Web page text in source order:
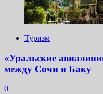
Туризм
«Уральские
между Сочи и Баку
0